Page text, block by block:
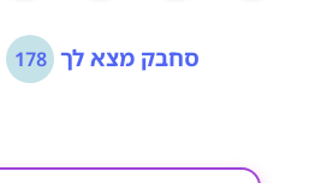
סחבק מצא לך 178